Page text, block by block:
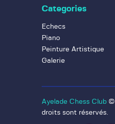
Categories
Echecs
Piano
Peinture Artistique
Galerie
Ayelade Chess Club
droits sont réservés.